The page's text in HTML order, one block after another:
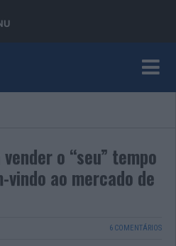
o “seu” tempo
vindo ao mercado de
6 COMENTÁRIOS